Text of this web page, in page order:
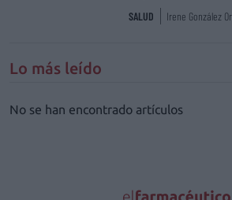
SALUD Irene González
Lo más leído
No se han encontrado artículos